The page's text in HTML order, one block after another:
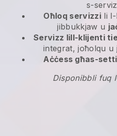
s-
Oħloq servizzili l-
jibbukkjaw u
Servizz lill-klijenti
integrat, joħolqu u
Aċċess għas-
Disponibbli fuq